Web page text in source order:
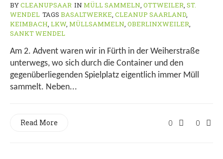
BYCLEANUPSAAR IN MÜLL SAMMELN, OTTWEILER, ST.
WENDEL TAGS BASALTWERKE, CLEANUP SAARLAND,
KEIMBACH, LKW, MÜLLSAMMELN, OBERLINXWEILER,
SANKT WENDEL
Am 2. Advent waren wir in Fürth in der Weiherstraße
unterwegs, wo sich durch die Container und den
gegenüberliegenden Spielplatz eigentlich immer Müll
sammelt. Neben...
0 0
Read More